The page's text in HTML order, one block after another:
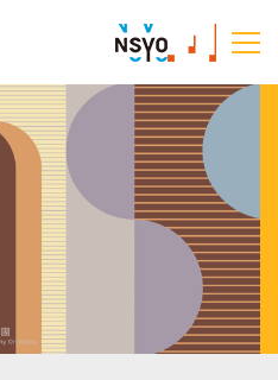
國家交響樂團